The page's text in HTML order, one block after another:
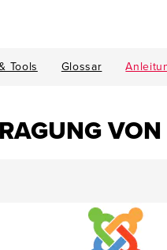
Tools Glossar